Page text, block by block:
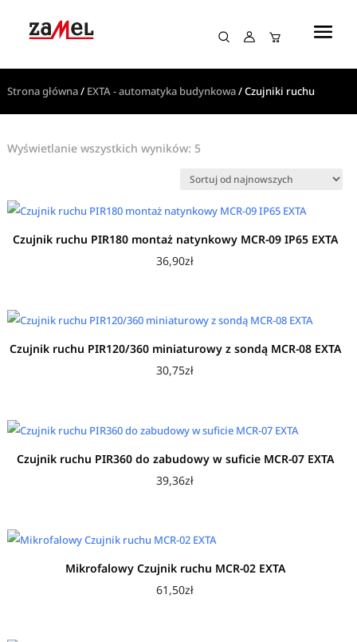
Strona główna/ EXTA - automatyka budynkowa/ Czujniki ruchu
Wyświetlanie wszystkich wyników: 5Posortowane
najnowszych
Czujnik ruchu PIR180 montaż natynkowy MCR-09 IP65 EXTA
36,90zł
Czujnik ruchu PIR120/360 miniaturowy z sondą MCR-08 EXTA
30,75zł
Czujnik ruchu PIR360 do zabudowy w suficie MCR-07 EXTA
39,36zł
Mikrofalowy Czujnik ruchu MCR-02 EXTA
61,50zł